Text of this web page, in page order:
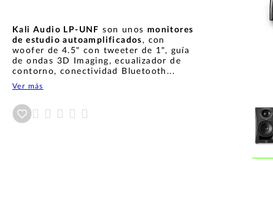
Kali Audio LP-UNF son unos monitores
de estudio autoamplificados, con
woofer de 4.5" con tweeter de 1", guía
de ondas 3D Imaging, ecualizador de
contorno, conectividad Bluetooth...
Ver más